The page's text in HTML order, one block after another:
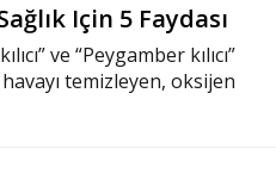
Için 5 Faydası
ve “Peygamber kılıcı”
temizleyen, oksijen